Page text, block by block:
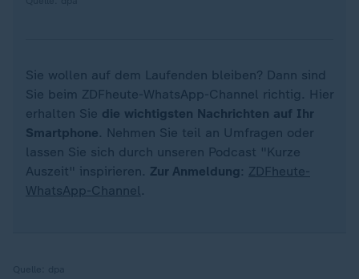
Sie wollen auf dem Laufenden bleiben? Dann sind
Sie beim ZDFheute-WhatsApp-Channel richtig. Hier
erhalten Sie die wichtigsten Nachrichten auf Ihr
Smartphone. Nehmen Sie teil an Umfragen oder
lassen Sie sich durch unseren Podcast "Kurze
Auszeit" inspirieren. Zur Anmeldung : ZDFheute-
WhatsApp-Channel.